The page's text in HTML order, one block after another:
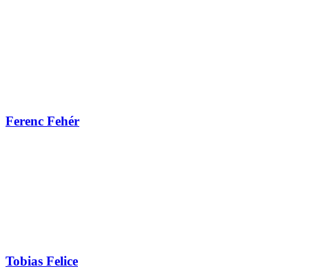
Ferenc Fehér
Tobias Felice